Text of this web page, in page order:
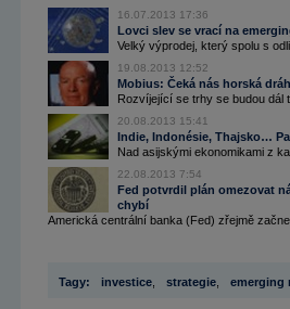
16.07.2013 17:36
Lovci slev se vrací na
Velký výprodej, který spolu s
19.08.2013 12:52
Mobius: Čeká nás horská
Rozvíjející se trhy se budou dál
20.08.2013 15:41
Indie, Indonésie, Thajsko…
Nad asijskými ekonomikami z
22.08.2013 7:54
Fed potvrdil plán omezovat
chybí
Americká centrální banka (Fed) zřejmě
Tagy: investice strategie emerging